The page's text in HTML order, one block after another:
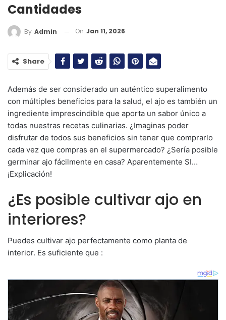
Cantidades
By Admin On Jan 11, 2026
Share
Además de ser considerado un auténtico superalimento
con múltiples beneficios para la salud, el ajo es también un
ingrediente imprescindible que aporta un sabor único a
todas nuestras recetas culinarias. ¿Imaginas poder
disfrutar de todos sus beneficios sin tener que comprarlo
cada vez que compras en el supermercado? ¿Sería posible
germinar ajo fácilmente en casa? Aparentemente SI…
¡Explicación!
¿Es posible cultivar ajo en
interiores?
Puedes cultivar ajo perfectamente como planta de
interior. Es suficiente que :